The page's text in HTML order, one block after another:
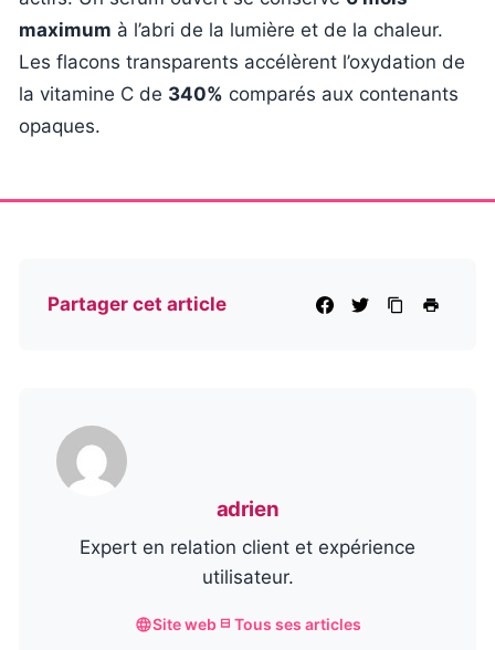
maximum à l’abri de la lumière et de la chaleur.
Les flacons transparents accélèrent l’oxydation de
la vitamine C de 340% comparés aux contenants
opaques.
Partager cet article
adrien
Expert en relation client et expérience
utilisateur.
Site web Tous ses articles